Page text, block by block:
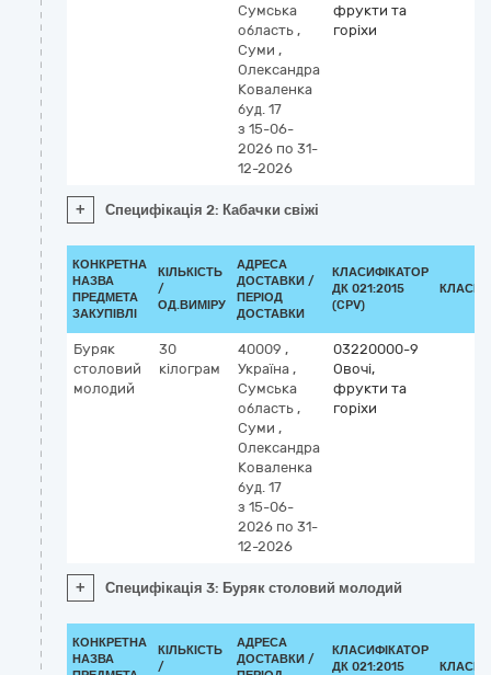
Сумська
область ,
Суми ,
Олександра
Коваленка
буд. 17
з 15-06-
2026 по 31-
12-2026
фрукти та
горіхи
+ Специфікація 2: Кабачки свіжі
КОНКРЕТНА
НАЗВА
ПРЕДМЕТА
ЗАКУПІВЛІ
КІЛЬКІСТЬ
/
ОД.ВИМІРУ
АДРЕСА
ДОСТАВКИ /
ПЕРІОД
ДОСТАВКИ
КЛАСИФІКАТОР
ДК 021:2015
(CPV)
Буряк
столовий
молодий
30
кілограм
40009 ,
Україна ,
Сумська
область ,
Суми ,
Олександра
Коваленка
буд. 17
з 15-06-
2026 по 31-
12-2026
03220000-9
Овочі,
фрукти та
горіхи
+ Специфікація 3: Буряк столовий молодий
КОНКРЕТНА
НАЗВА
КІЛЬКІСТЬ
/
АДРЕСА
ДОСТАВКИ /
КЛАСИФІКАТОР
ДК 021:2015